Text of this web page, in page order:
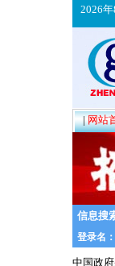
2026
|网站
信息搜
中国政